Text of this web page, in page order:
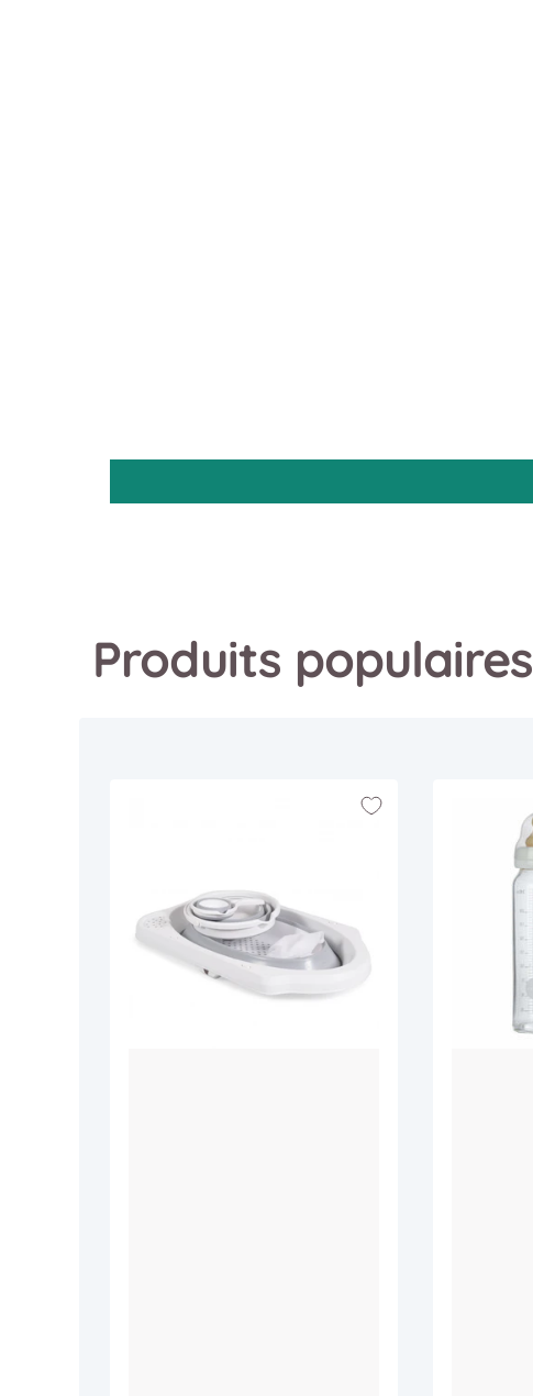
Produits populaires